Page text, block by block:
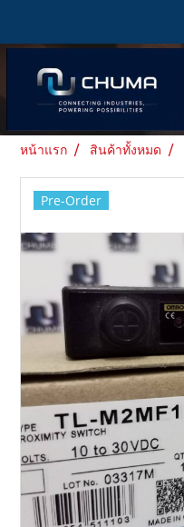
หน้าแรก สินค้าทั้งหมด
Pre-Order